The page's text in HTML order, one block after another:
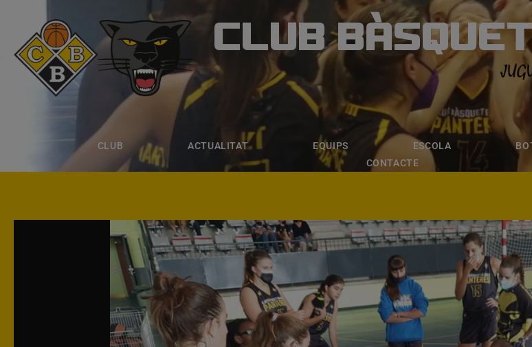
CLUB
CLUB ACTUALITAT EQUIPS ESCOLA
CONTACTE
CLUB BÀSQUET
ACTUALITAT ESCOLA BOTIGA